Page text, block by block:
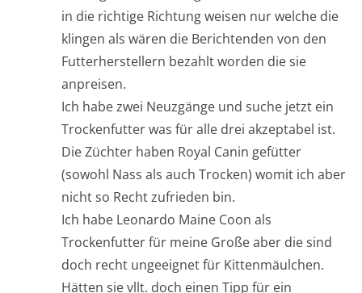
in die richtige Richtung weisen nur welche die
klingen als wären die Berichtenden von den
Futterherstellern bezahlt worden die sie
anpreisen.
Ich habe zwei Neuzgänge und suche jetzt ein
Trockenfutter was für alle drei akzeptabel ist.
Die Züchter haben Royal Canin gefütter
(sowohl Nass als auch Trocken) womit ich aber
nicht so Recht zufrieden bin.
Ich habe Leonardo Maine Coon als
Trockenfutter für meine Große aber die sind
doch recht ungeeignet für Kittenmäulchen.
Hätten sie vllt. doch einen Tipp für ein